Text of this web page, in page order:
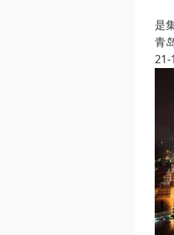
是
青
21-